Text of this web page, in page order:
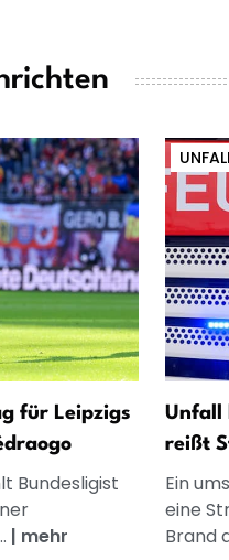
für Leipzigs
Bundesligist
| mehr
Unfall
reißt
Ein
eine
Brand